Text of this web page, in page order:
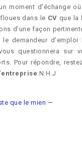
moment d’échange
dans le CV que la
d’une façon
demandeur
questionnera sur
Pour répondre,
entreprise.N.H.J
que le mien —